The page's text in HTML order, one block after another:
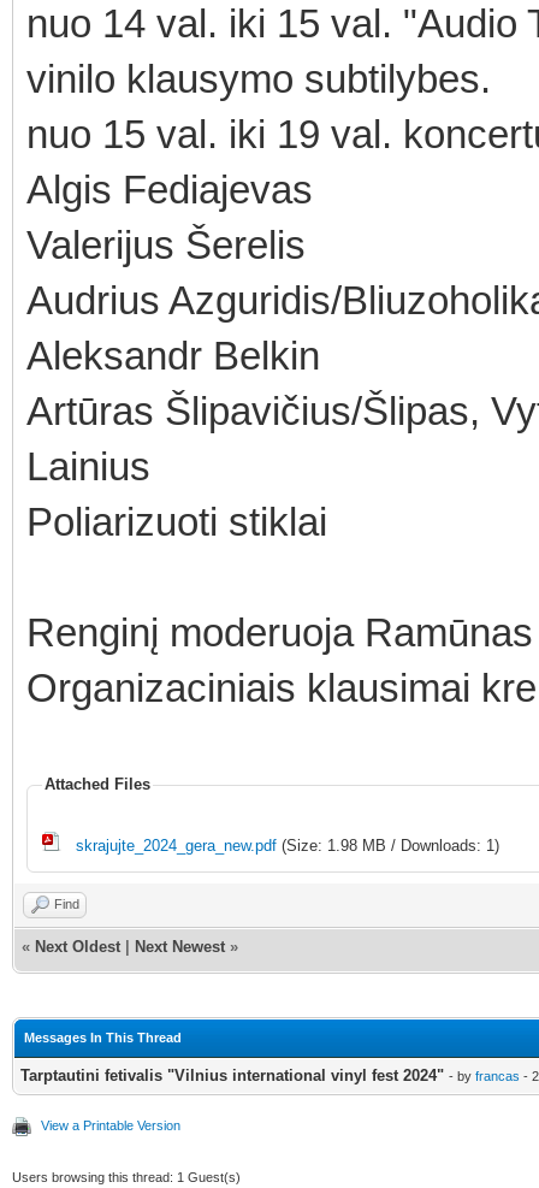
nuo 14 val. iki 15 val. "Audio
vinilo klausymo subtilybes.
nuo 15 val. iki 19 val.
Algis Fediajevas
Valerijus Šerelis
Audrius Azguridis/
Aleksandr Belkin
Artūras Šlipavičius/Šlipas,
Lainius
Poliarizuoti stiklai
Renginį moderuoja
Organizaciniais klausimai
Attached Files
skrajujte_2024_gera_new.pdf (Size: 1.98 MB / Downloads: 1)
Find
« Next Oldest Next Newest »
Messages In This Thread
Tarptautini fetivalis "Vilnius international vinyl fest 2024" - by francas -
View a Printable Version
Users browsing this thread: 1 Guest(s)